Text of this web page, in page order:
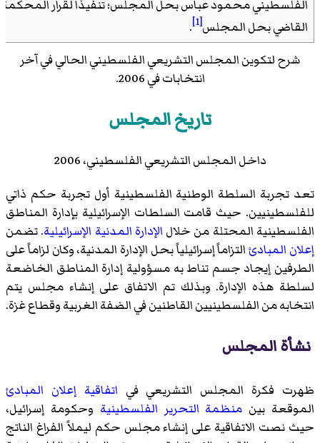
الفلسطيني محمود عباس بحل المجلس؛ تنفيذًا لقرار المحكمة
القاضي بحل المجلس[1]
.
شرح لتكوين المجلس التشريعي الفلسطيني الحالي في آخر
انتخابات في 2006.
تاريخ المجلس
داخل المجلس التشريعي الفلسطيني، 2006
تعد تجربة السلطة الوطنية الفلسطينية أول تجربة حكم ذاتي
للفلسطينيين. حيث قامت السلطات الإسرائيلية بإدارة المناطق
الفلسطينية المحتلة من خلال الإدارة المدنية الإسرائيلية. تضمن
إعلان المبادئالتزاماً إسرائيلياً بحل الإدارة المدنية، وكان لزاماً على
الطرفين إيجاد جسم تناط به مسؤولية إدارة المناطق الخاضعة
لسلطة هذه الإدارة. وبذلك تم الاتفاق على إنشاء مجلس يتم
انتخابه من الفلسطينيين القاطنين في الضفة الغربية وقطاع غزة.
نشأة المجلس
ظهرت فكرة المجلس التشريعي في اتفاقية إعلان المبادئ
الموقعة بين منظمة التحرير الفلسطينية وحكومة إسرائيل،
حيث نصت الاتفاقية على إنشاء مجلس حكم ليملاً الفراغ الناتج